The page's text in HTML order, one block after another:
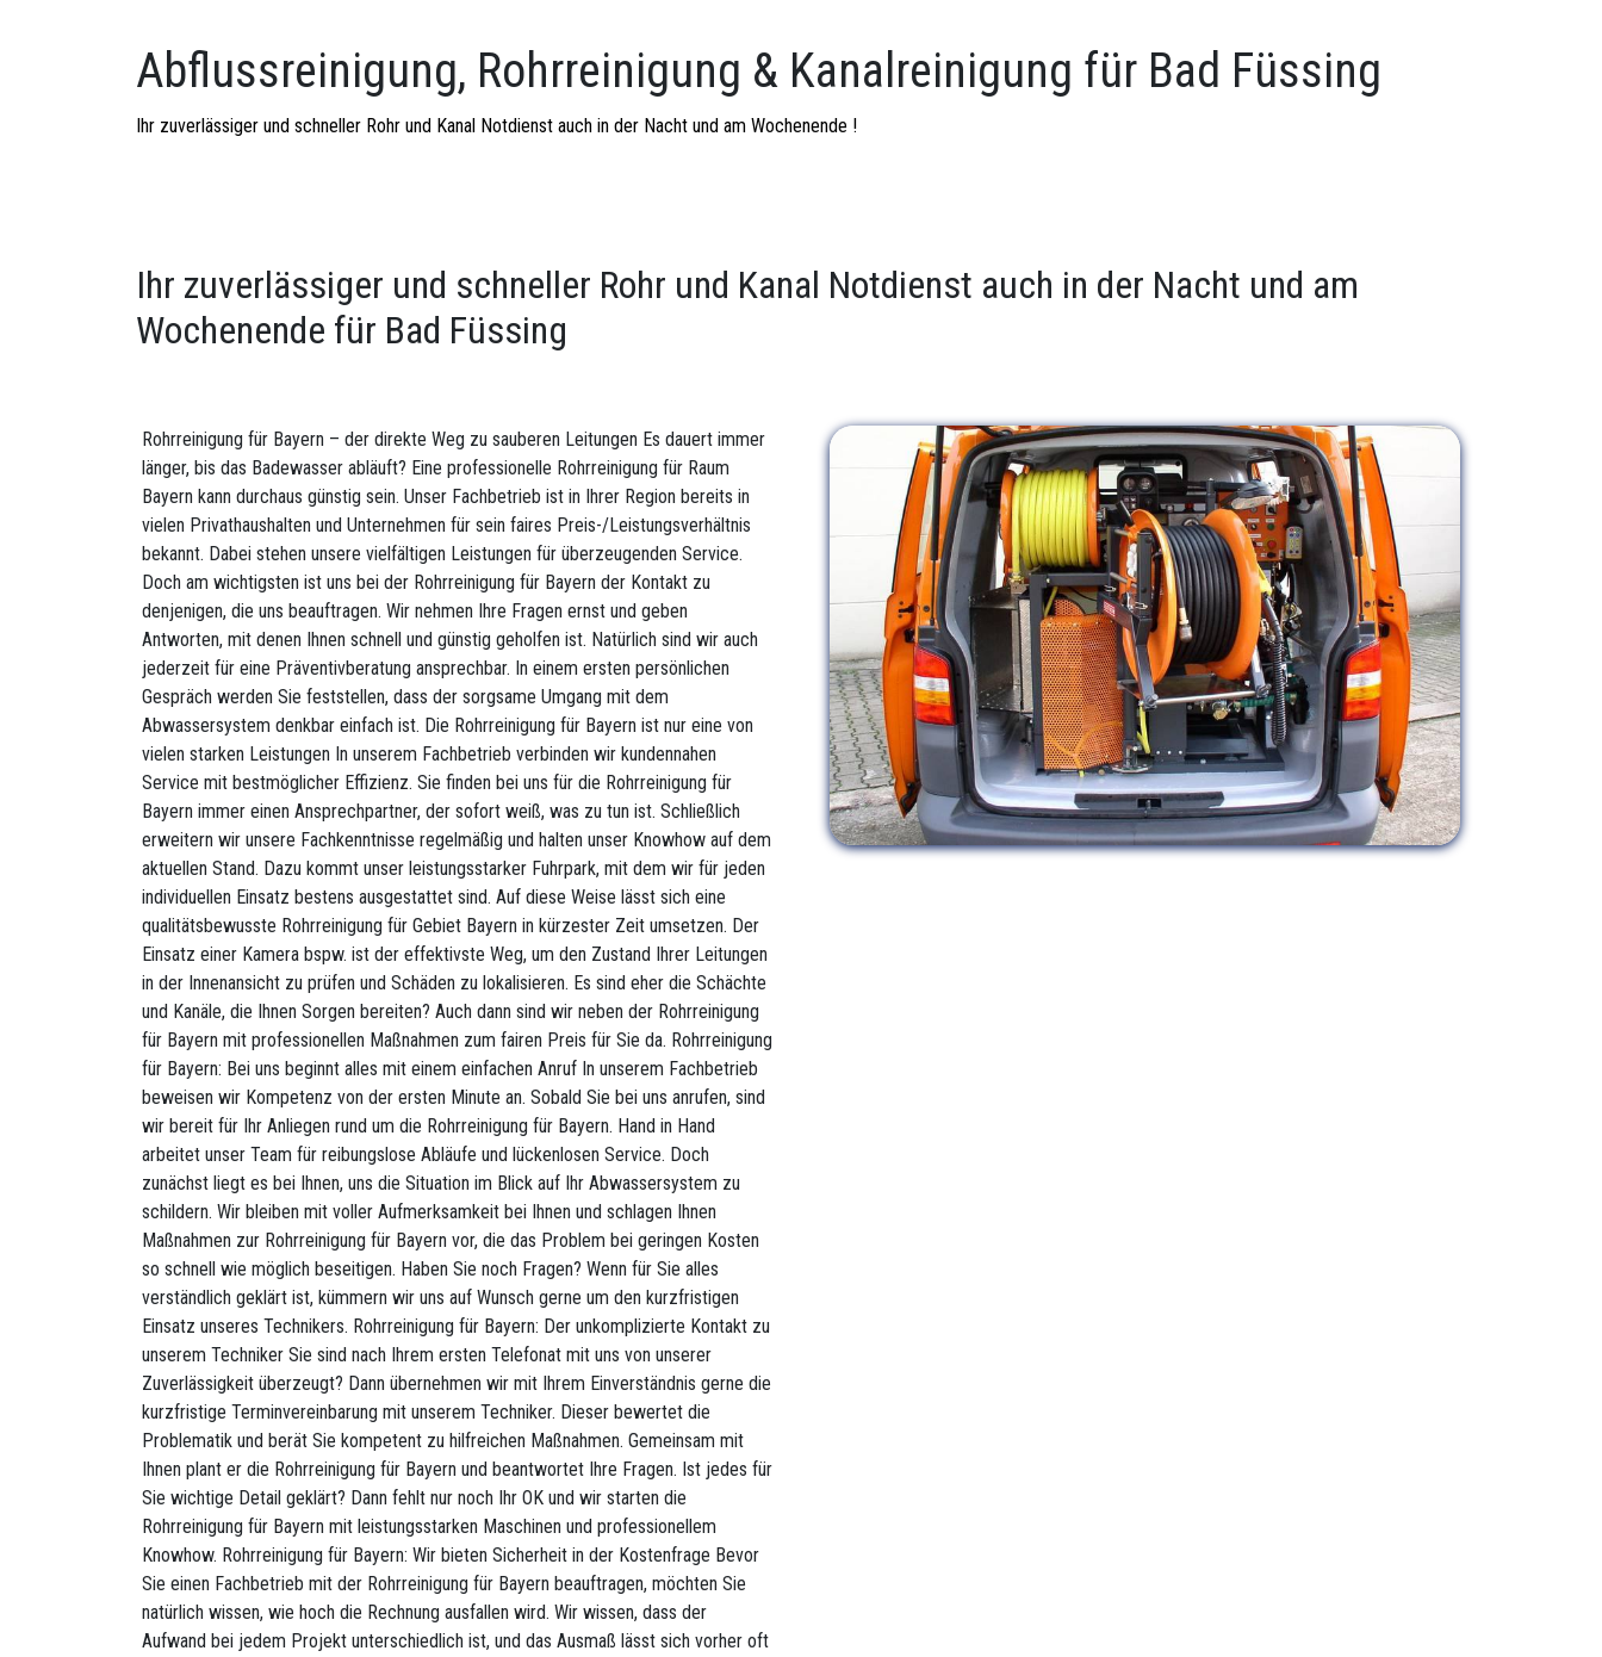
Abflussreinigung, Rohrreinigung & Kanalreinigung für Bad Füssing
Ihr zuverlässiger und schneller Rohr und Kanal Notdienst auch in der Nacht und am Wochenende !
Ihr zuverlässiger und schneller Rohr und Kanal Notdienst auch in der Nacht und am
Wochenende für Bad Füssing
Rohrreinigung für Bayern – der direkte Weg zu sauberen Leitungen Es dauert immer
länger, bis das Badewasser abläuft? Eine professionelle Rohrreinigung für Raum
Bayern kann durchaus günstig sein. Unser Fachbetrieb ist in Ihrer Region bereits in
vielen Privathaushalten und Unternehmen für sein faires Preis-/Leistungsverhältnis
bekannt. Dabei stehen unsere vielfältigen Leistungen für überzeugenden Service.
Doch am wichtigsten ist uns bei der Rohrreinigung für Bayern der Kontakt zu
denjenigen, die uns beauftragen. Wir nehmen Ihre Fragen ernst und geben
Antworten, mit denen Ihnen schnell und günstig geholfen ist. Natürlich sind wir auch
jederzeit für eine Präventivberatung ansprechbar. In einem ersten persönlichen
Gespräch werden Sie feststellen, dass der sorgsame Umgang mit dem
Abwassersystem denkbar einfach ist. Die Rohrreinigung für Bayern ist nur eine von
vielen starken Leistungen In unserem Fachbetrieb verbinden wir kundennahen
Service mit bestmöglicher Effizienz. Sie finden bei uns für die Rohrreinigung für
Bayern immer einen Ansprechpartner, der sofort weiß, was zu tun ist. Schließlich
erweitern wir unsere Fachkenntnisse regelmäßig und halten unser Knowhow auf dem
aktuellen Stand. Dazu kommt unser leistungsstarker Fuhrpark, mit dem wir für jeden
individuellen Einsatz bestens ausgestattet sind. Auf diese Weise lässt sich eine
qualitätsbewusste Rohrreinigung für Gebiet Bayern in kürzester Zeit umsetzen. Der
Einsatz einer Kamera bspw. ist der effektivste Weg, um den Zustand Ihrer Leitungen
in der Innenansicht zu prüfen und Schäden zu lokalisieren. Es sind eher die Schächte
und Kanäle, die Ihnen Sorgen bereiten? Auch dann sind wir neben der Rohrreinigung
für Bayern mit professionellen Maßnahmen zum fairen Preis für Sie da. Rohrreinigung
für Bayern: Bei uns beginnt alles mit einem einfachen Anruf In unserem Fachbetrieb
beweisen wir Kompetenz von der ersten Minute an. Sobald Sie bei uns anrufen, sind
wir bereit für Ihr Anliegen rund um die Rohrreinigung für Bayern. Hand in Hand
arbeitet unser Team für reibungslose Abläufe und lückenlosen Service. Doch
zunächst liegt es bei Ihnen, uns die Situation im Blick auf Ihr Abwassersystem zu
schildern. Wir bleiben mit voller Aufmerksamkeit bei Ihnen und schlagen Ihnen
Maßnahmen zur Rohrreinigung für Bayern vor, die das Problem bei geringen Kosten
so schnell wie möglich beseitigen. Haben Sie noch Fragen? Wenn für Sie alles
verständlich geklärt ist, kümmern wir uns auf Wunsch gerne um den kurzfristigen
Einsatz unseres Technikers. Rohrreinigung für Bayern: Der unkomplizierte Kontakt zu
unserem Techniker Sie sind nach Ihrem ersten Telefonat mit uns von unserer
Zuverlässigkeit überzeugt? Dann übernehmen wir mit Ihrem Einverständnis gerne die
kurzfristige Terminvereinbarung mit unserem Techniker. Dieser bewertet die
Problematik und berät Sie kompetent zu hilfreichen Maßnahmen. Gemeinsam mit
Ihnen plant er die Rohrreinigung für Bayern und beantwortet Ihre Fragen. Ist jedes für
Sie wichtige Detail geklärt? Dann fehlt nur noch Ihr OK und wir starten die
Rohrreinigung für Bayern mit leistungsstarken Maschinen und professionellem
Knowhow. Rohrreinigung für Bayern: Wir bieten Sicherheit in der Kostenfrage Bevor
Sie einen Fachbetrieb mit der Rohrreinigung für Bayern beauftragen, möchten Sie
natürlich wissen, wie hoch die Rechnung ausfallen wird. Wir wissen, dass der
Aufwand bei jedem Projekt unterschiedlich ist, und das Ausmaß lässt sich vorher oft